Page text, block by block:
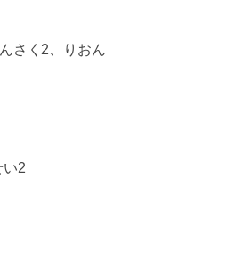
さく2、りおん
2